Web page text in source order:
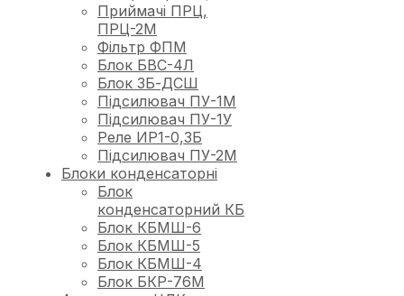
Приймачі ПРЦ,
ПРЦ-2М
Фільтр ФПМ
Блок БВС-4Л
Блок ЗБ-ДСШ
Підсилювач ПУ-1М
Підсилювач ПУ-1У
Реле ИР1-0,3Б
Підсилювач ПУ-2М
Блоки конденсаторні
Блок
конденсаторний КБ
Блок КБМШ-6
Блок КБМШ-5
Блок КБМШ-4
Блок БКР-76М